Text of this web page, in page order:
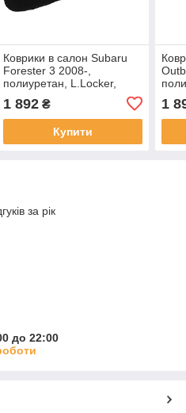
Коврики в салон Subaru
Forester 3 2008-,
полиуретан, L.Locker,
1 892₴
Купити
1
за рік
до 22:00